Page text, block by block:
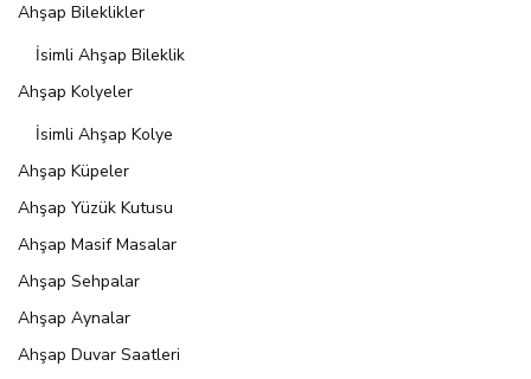
Ahşap Bileklikler
İsimli Ahşap Bileklik
Ahşap Kolyeler
İsimli Ahşap Kolye
Ahşap Küpeler
Ahşap Yüzük Kutusu
Ahşap Masif Masalar
Ahşap Sehpalar
Ahşap Aynalar
Ahşap Duvar Saatleri